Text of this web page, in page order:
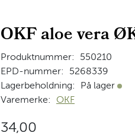
OKF aloe vera
Produktnummer:
550210
EPD-nummer:
5268339
Lagerbeholdning:
På lager På
Varemerke: OKF
34,00